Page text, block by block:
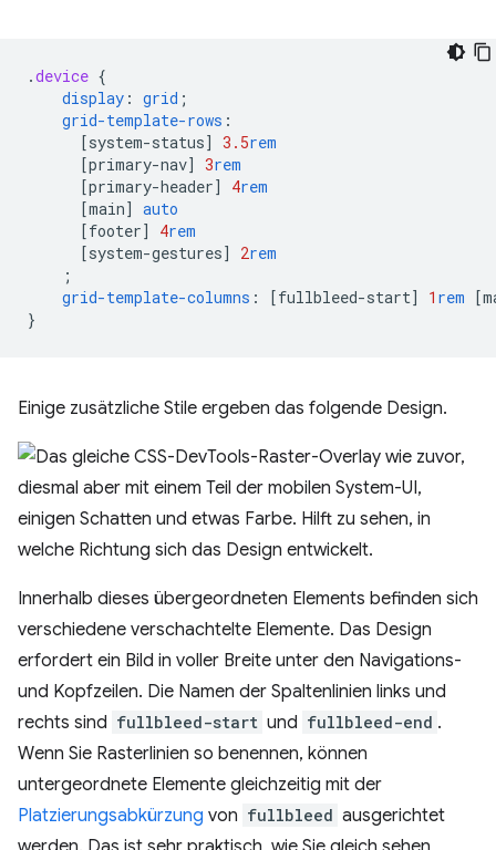
.device {
display : grid ;
grid-template-rows :
[system-status] 3.5rem
[primary-nav] 3rem
[primary-header] 4rem
[main] auto
[footer] 4rem
[system-gestures] 2rem
;
grid-template-columns : [fullbleed-start] 1 rem [
}
Einige zusätzliche Stile ergeben das folgende Design.
Innerhalb dieses übergeordneten Elements befinden sich
verschiedene verschachtelte Elemente. Das Design
erfordert ein Bild in voller Breite unter den Navigations-
und Kopfzeilen. Die Namen der Spaltenlinien links und
rechts sind fullbleed-start und fullbleed-end .
Wenn Sie Rasterlinien so benennen, können
untergeordnete Elemente gleichzeitig mit der
Platzierungsabkürzung von fullbleed ausgerichtet